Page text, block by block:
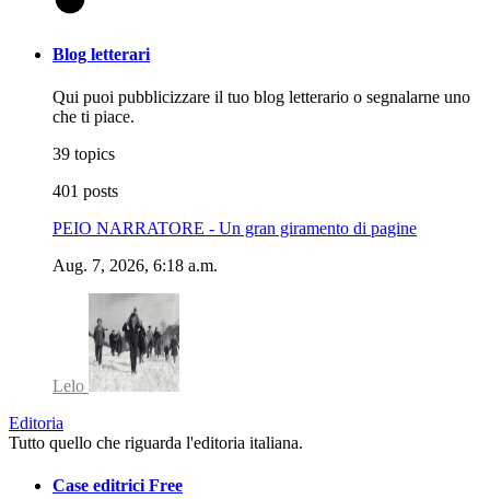
Blog letterari
Qui puoi pubblicizzare il tuo blog letterario o segnalarne uno
che ti piace.
39 topics
401 posts
PEIO NARRATORE - Un gran giramento di pagine
Aug. 7, 2026, 6:18 a.m.
Lelo
Editoria
Tutto quello che riguarda l'editoria italiana.
Case editrici Free